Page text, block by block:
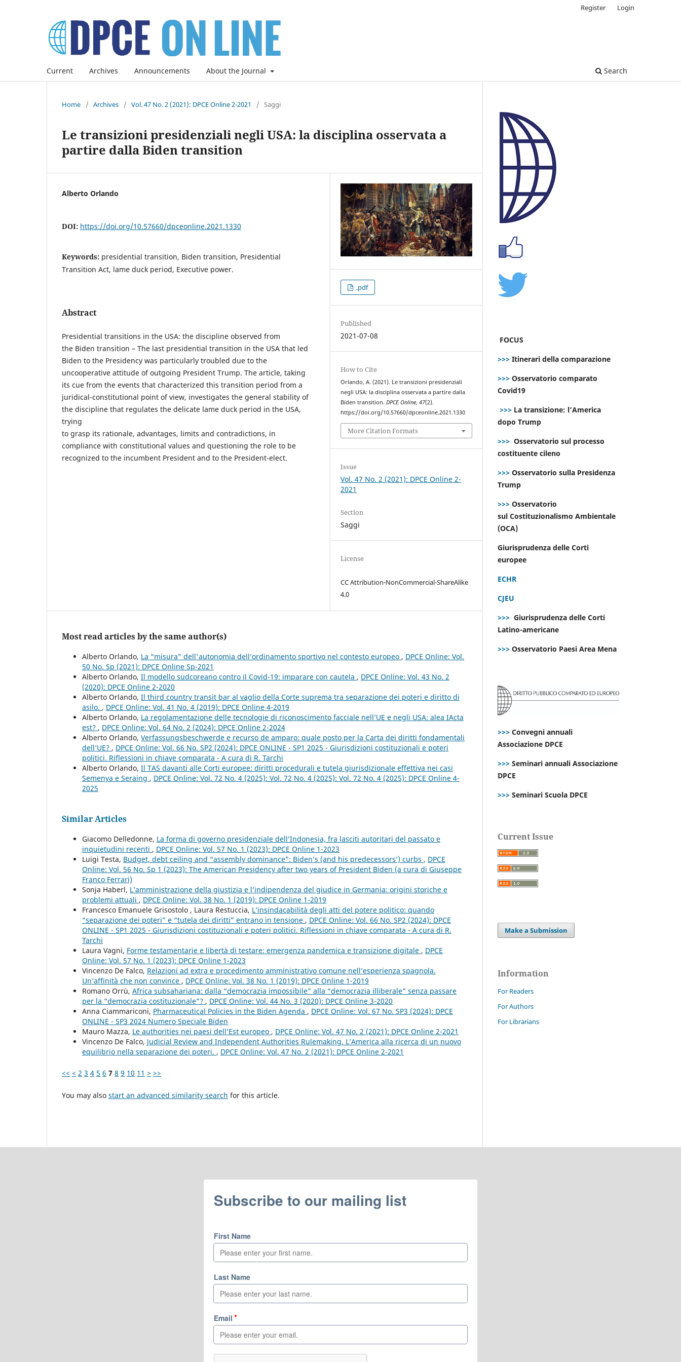
Current Archives Announcements About the Journal Search
Register Login
Home / Archives / Vol. 47 No. 2 (2021): DPCE Online 2-2021 / Saggi
Le transizioni presidenziali negli USA: la disciplina osservata a
partire dalla Biden transition
Alberto Orlando
DOI: https://doi.org/10.57660/dpceonline.2021.1330
Keywords: presidential transition, Biden transition, Presidential
Transition Act, lame duck period, Executive power.
Abstract
Presidential transitions in the USA: the discipline observed from
the Biden transition – The last presidential transition in the USA that led
Biden to the Presidency was particularly troubled due to the
uncooperative attitude of outgoing President Trump. The article, taking
its cue from the events that characterized this transition period from a
juridical-constitutional point of view, investigates the general stability of
the discipline that regulates the delicate lame duck period in the USA,
trying
to grasp its rationale, advantages, limits and contradictions, in
compliance with constitutional values and questioning the role to be
recognized to the incumbent President and to the President-elect.
.pdf
Published
2021-07-08
How to Cite
Orlando, A. (2021). Le transizioni presidenziali
negli USA: la disciplina osservata a partire dalla
Biden transition.DPCE Online,47(2).
https://doi.org/10.57660/dpceonline.2021.1330
More Citation Formats
Issue
Vol. 47 No. 2 (2021): DPCE Online 2-
2021
Section
Saggi
License
CC Attribution-NonCommercial-ShareAlike
4.0
Most read articles by the same author(s)
Alberto Orlando, La “misura” dell'autonomia dell’ordinamento sportivo nel contesto europeo , DPCE Online: Vol.
50 No. Sp (2021): DPCE Online Sp-2021
Alberto Orlando, Il modello sudcoreano contro il Covid-19: imparare con cautela , DPCE Online: Vol. 43 No. 2
(2020): DPCE Online 2-2020
Alberto Orlando, Il third country transit bar al vaglio della Corte suprema tra separazione dei poteri e diritto di
asilo. , DPCE Online: Vol. 41 No. 4 (2019): DPCE Online 4-2019
Alberto Orlando, La regolamentazione delle tecnologie di riconoscimento facciale nell’UE e negli USA: alea IActa
est? , DPCE Online: Vol. 64 No. 2 (2024): DPCE Online 2-2024
Alberto Orlando, Verfassungsbeschwerde e recurso de amparo: quale posto per la Carta dei diritti fondamentali
dell’UE? , DPCE Online: Vol. 66 No. SP2 (2024): DPCE ONLINE - SP1 2025 - Giurisdizioni costituzionali e poteri
politici. Riflessioni in chiave comparata - A cura di R. Tarchi
Alberto Orlando, Il TAS davanti alle Corti europee: diritti procedurali e tutela giurisdizionale effettiva nei casi
Semenya e Seraing , DPCE Online: Vol. 72 No. 4 (2025): Vol. 72 No. 4 (2025): Vol. 72 No. 4 (2025): DPCE Online 4-
2025
Similar Articles
Giacomo Delledonne, La forma di governo presidenziale dell’Indonesia, fra lasciti autoritari del passato e
inquietudini recenti , DPCE Online: Vol. 57 No. 1 (2023): DPCE Online 1-2023
Luigi Testa, Budget, debt ceiling and “assembly dominance”: Biden’s (and his predecessors’) curbs , DPCE
Online: Vol. 56 No. Sp 1 (2023): The American Presidency after two years of President Biden (a cura di Giuseppe
Franco Ferrari)
Sonja Haberl, L’amministrazione della giustizia e l’indipendenza del giudice in Germania: origini storiche e
problemi attuali , DPCE Online: Vol. 38 No. 1 (2019): DPCE Online 1-2019
Francesco Emanuele Grisostolo , Laura Restuccia, L’insindacabilità degli atti del potere politico: quando
“separazione dei poteri” e “tutela dei diritti” entrano in tensione , DPCE Online: Vol. 66 No. SP2 (2024): DPCE
ONLINE - SP1 2025 - Giurisdizioni costituzionali e poteri politici. Riflessioni in chiave comparata - A cura di R.
Tarchi
Laura Vagni, Forme testamentarie e libertà di testare: emergenza pandemica e transizione digitale , DPCE
Online: Vol. 57 No. 1 (2023): DPCE Online 1-2023
Vincenzo De Falco, Relazioni ad extra e procedimento amministrativo comune nell’esperienza spagnola.
Un’affinità che non convince , DPCE Online: Vol. 38 No. 1 (2019): DPCE Online 1-2019
Romano Orrù, Africa subsahariana: dalla “democrazia impossibile” alla “democrazia illiberale” senza passare
per la “democrazia costituzionale”? , DPCE Online: Vol. 44 No. 3 (2020): DPCE Online 3-2020
Anna Ciammariconi, Pharmaceutical Policies in the Biden Agenda , DPCE Online: Vol. 67 No. SP3 (2024): DPCE
ONLINE - SP3 2024 Numero Speciale Biden
Mauro Mazza, Le authorities nei paesi dell’Est europeo , DPCE Online: Vol. 47 No. 2 (2021): DPCE Online 2-2021
Vincenzo De Falco, Judicial Review and Independent Authorities Rulemaking. L’America alla ricerca di un nuovo
equilibrio nella separazione dei poteri. , DPCE Online: Vol. 47 No. 2 (2021): DPCE Online 2-2021
<< < 2 3 4 5 6 7 8 9 10 11 > >>
You may also start an advanced similarity search for this article.
FOCUS
>>> Itinerari della comparazione
>>> Osservatorio comparato
Covid19
>>> La transizione: l’America
dopo Trump
>>> Osservatorio sul processo
costituente cileno
>>> Osservatorio sulla Presidenza
Trump
>>> Osservatorio
sul Costituzionalismo Ambientale
(OCA)
Giurisprudenza delle Corti
europee
ECHR
CJEU
>>> Giurisprudenza delle Corti
Latino-americane
>>> Osservatorio Paesi Area Mena
>>> Convegni annuali
Associazione DPCE
>>> Seminari annuali Associazione
DPCE
>>> Seminari Scuola DPCE
Current Issue
Make a Submission
Information
For Readers
For Authors
For Librarians